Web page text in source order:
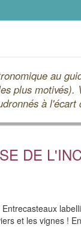
au
plus motivés).
à l'écart
DE
et les vignes !